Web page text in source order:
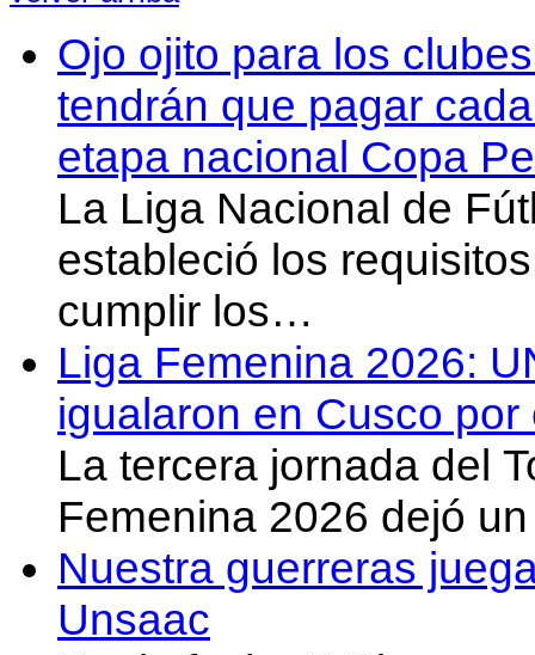
Ojo ojito para los
tendrán que pagar
etapa nacional Copa
La Liga Nacional de
estableció los
cumplir los…
Liga Femenina 2026:
igualaron en Cusco
La tercera jornada del
Femenina 2026 dejó
Nuestra guerreras
Unsaac